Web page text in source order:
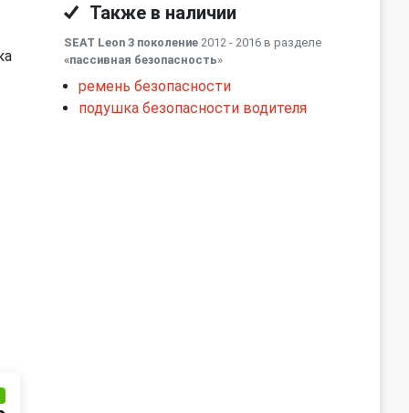
Также в наличии
SEAT Leon 3 поколение 2012 - 2016 в разделе
«пассивная безопасность»
ремень безопасности
подушка безопасности водителя